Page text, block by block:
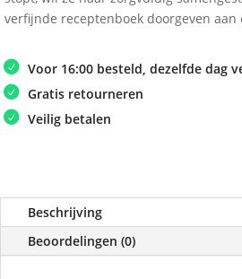
verfijnde receptenboek doorgeven
Voor 16:00 besteld, dezelfde dag
Gratis retourneren
Veilig betalen
Beschrijving
Beoordelingen (0)